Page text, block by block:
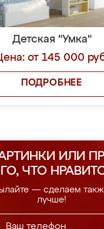
Детская "Умка"
от 145 000
ПОДРОБНЕЕ
ИЛИ
ЧТО
— сделаем
лучше!